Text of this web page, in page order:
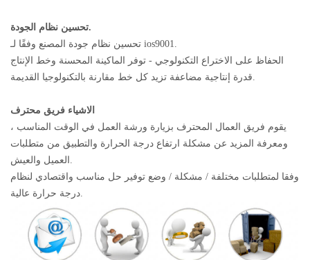
تحسين نظام الجودة.
تحسين نظام جودة المصنع وفقًا لـ ios9001.
الحفاظ على الاختراع التكنولوجي - توفر الماكينة المحسنة وخط الإنتاج
قدرة إنتاجية مضاعفة تزيد كل خط مقارنة بالتكنولوجيا القديمة.
الاشياء فريق محترف
يقوم فريق العمال المحترف بزيارة ورشة العمل في الوقت المناسب ،
ومعرفة المزيد عن مشكلة ارتفاع درجة الحرارة والتطبيق من متطلبات
العميل والعيش.
وفقا لمتطلبات مختلفة / مشكلة / وضع توفير حل مناسب واقتصادي لنظام
درجة حرارة عالية.